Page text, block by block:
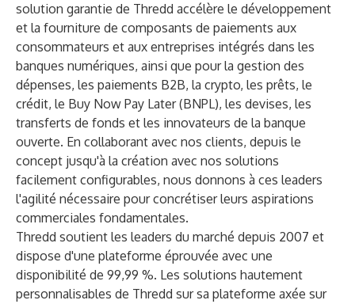
solution garantie de Thredd accélère le développement
et la fourniture de composants de paiements aux
consommateurs et aux entreprises intégrés dans les
banques numériques, ainsi que pour la gestion des
dépenses, les paiements B2B, la crypto, les prêts, le
crédit, le Buy Now Pay Later (BNPL), les devises, les
transferts de fonds et les innovateurs de la banque
ouverte. En collaborant avec nos clients, depuis le
concept jusqu'à la création avec nos solutions
facilement configurables, nous donnons à ces leaders
l'agilité nécessaire pour concrétiser leurs aspirations
commerciales fondamentales.
Thredd soutient les leaders du marché depuis 2007 et
dispose d'une plateforme éprouvée avec une
disponibilité de 99,99 %. Les solutions hautement
personnalisables de Thredd sur sa plateforme axée sur